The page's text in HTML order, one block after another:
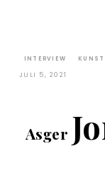
INTERVIEW KUNST
JULI 5, 2021
Asger